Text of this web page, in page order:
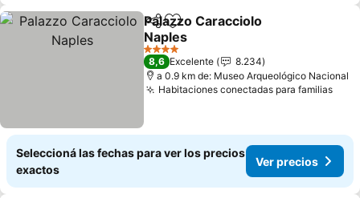
CompartirAñadir a favoritos
Palazzo Caracciolo
Naples
Ver precios
4 Estrellas
8,6 Excelente
8.234
a 0.9 km de: Museo Arqueológico Nacional
Habitaciones conectadas para familiasVer
Seleccioná las fechas para ver los precios
exactos
Ver precios